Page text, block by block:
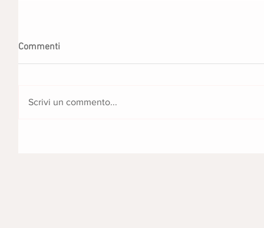
Commenti
Scrivi un commento...